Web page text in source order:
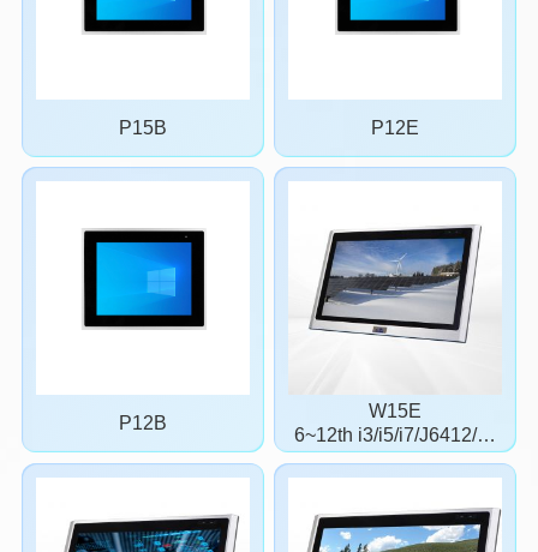
P15B P12E
P12B
W15E
6~12th i3/i5/i7/J6412/J1
900